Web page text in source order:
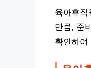
육아휴직
만큼, 준
확인하여